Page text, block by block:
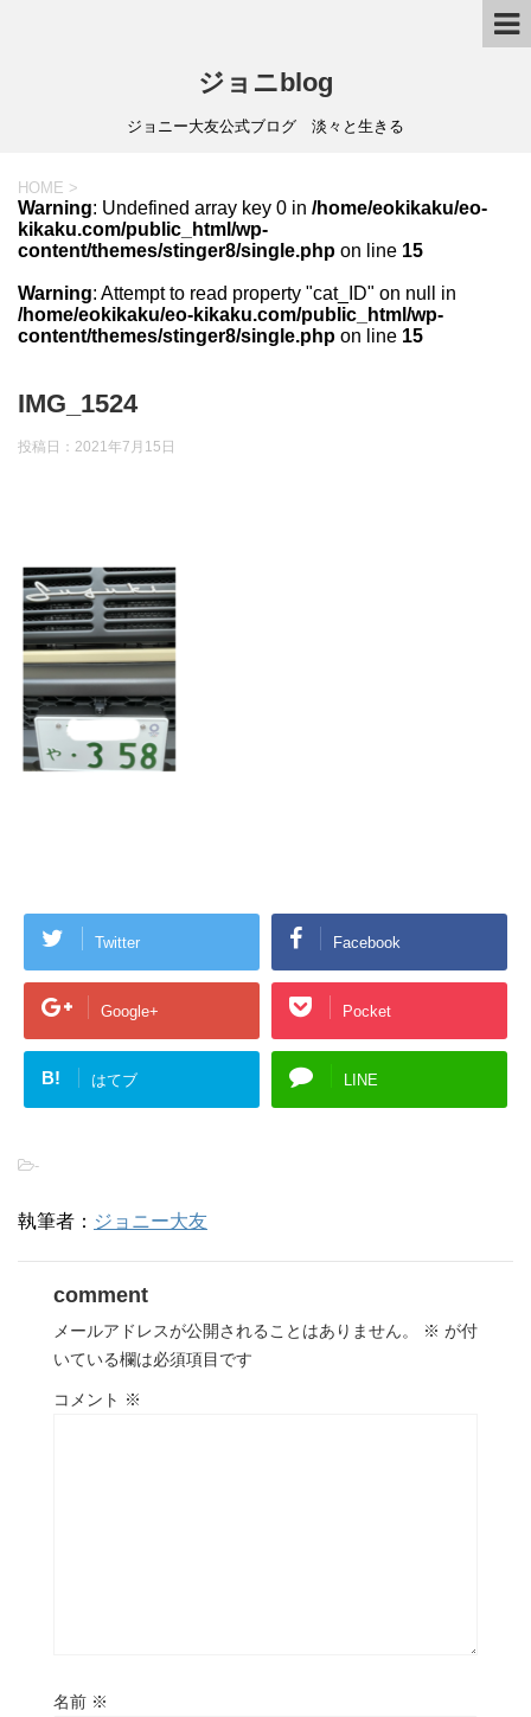
ジョニblog
ジョニー大友公式ブログ 淡々と生きる
HOME >
Warning: Undefined array key 0 in /home/eokikaku/eo-
kikaku.com/public_html/wp-
content/themes/stinger8/single.php on line 15
Warning: Attempt to read property "cat_ID" on null in
/home/eokikaku/eo-kikaku.com/public_html/wp-
content/themes/stinger8/single.php on line 15
IMG_1524
投稿日： 2021年7月15日
Twitter Facebook
Google+ Pocket
B! はてブ LINE
-
執筆者： ジョニー大友
comment
メールアドレスが公開されることはありません。 ※ が付
いている欄は必須項目です
コメント ※
名前 ※